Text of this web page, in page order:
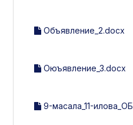
Объявление_2.docx
Оюъявление_3.docx
9-масала_11-